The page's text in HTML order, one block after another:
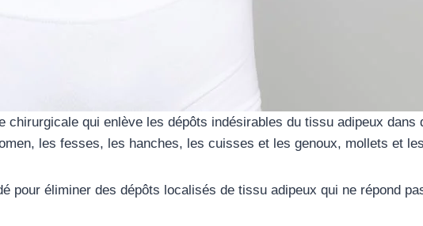
qui enlève les dépôts indésirables du tissu adipeux dans
les fesses, les hanches, les cuisses et les genoux, mollets et
pour éliminer des dépôts localisés de tissu adipeux qui ne répond